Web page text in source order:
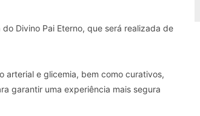
Divino Pai Eterno, que será realizada de
arterial e glicemia, bem como curativos,
garantir uma experiência mais segura